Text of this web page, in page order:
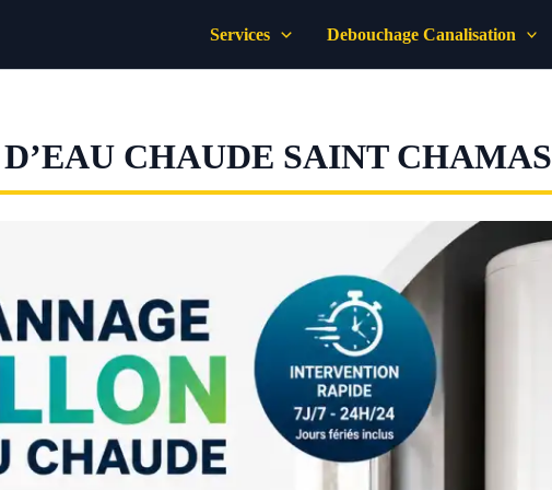
Services Debouchage Canalisation
CHAUDE SAINT CHAMAS